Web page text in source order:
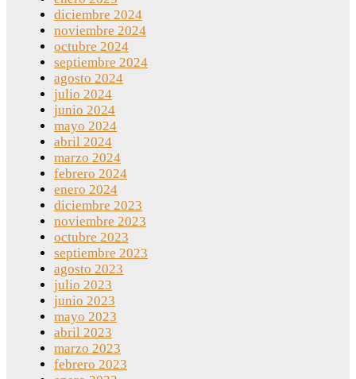
diciembre 2024
noviembre 2024
octubre 2024
septiembre 2024
agosto 2024
julio 2024
junio 2024
mayo 2024
abril 2024
marzo 2024
febrero 2024
enero 2024
diciembre 2023
noviembre 2023
octubre 2023
septiembre 2023
agosto 2023
julio 2023
junio 2023
mayo 2023
abril 2023
marzo 2023
febrero 2023